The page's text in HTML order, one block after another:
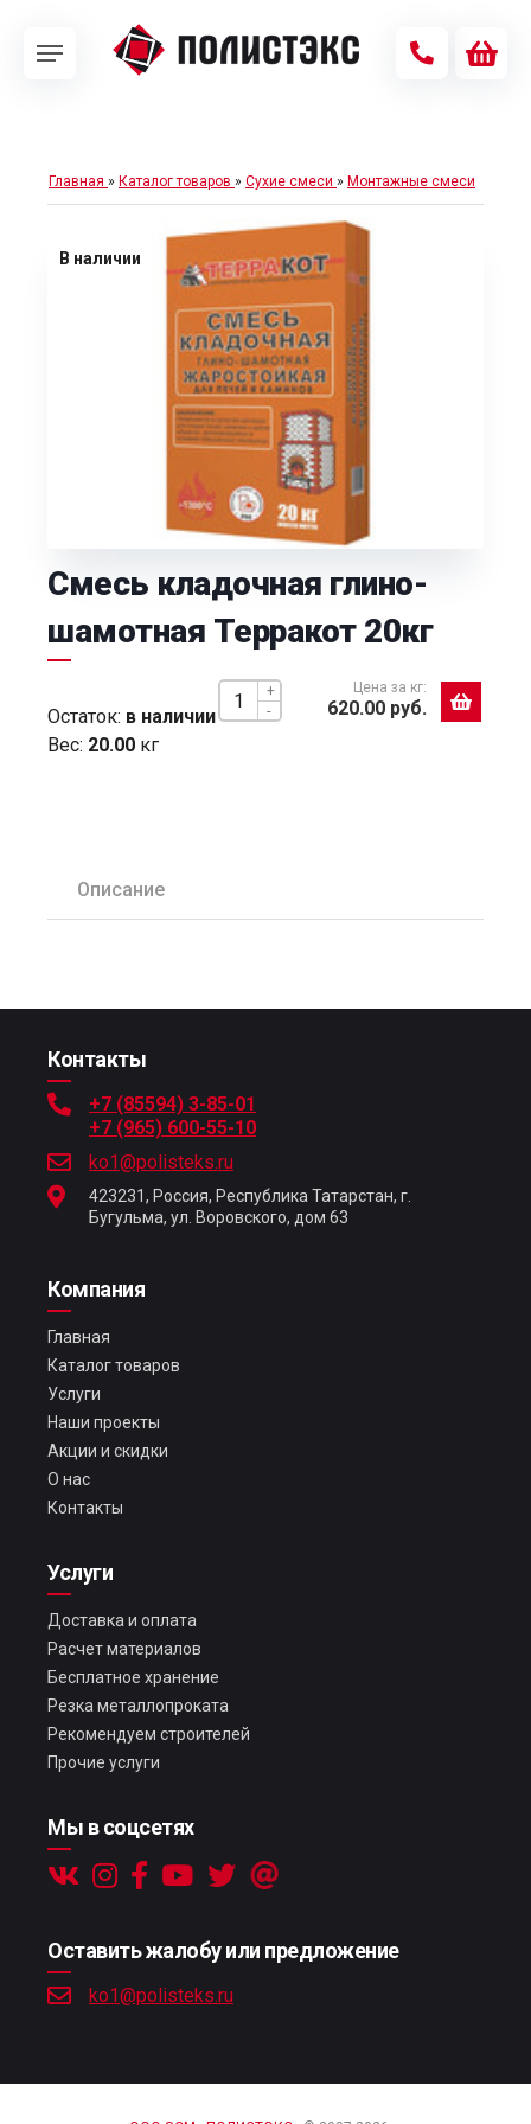
Главная » Каталог товаров » Сухие смеси » Монтажные смеси
В наличии
Смесь кладочная глино-
шамотная Терракот 20кг
-
+ Цена за кг:
620.00 руб.
Остаток: в наличии
Вес: 20.00 кг
Описание
Контакты
+7 (85594) 3-85-01
+7 (965) 600-55-10
ko1@polisteks.ru
423231, Россия, Республика Татарстан, г.
Бугульма, ул. Воровского, дом 63
Компания
Главная
Каталог товаров
Услуги
Наши проекты
Акции и скидки
О нас
Контакты
Услуги
Доставка и оплата
Расчет материалов
Бесплатное хранение
Резка металлопроката
Рекомендуем строителей
Прочие услуги
Мы в соцсетях
Оставить жалобу или предложение
ko1@polisteks.ru